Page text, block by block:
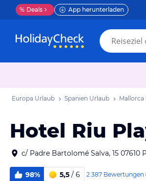
% Deals App herunterladen
Europa Urlaub Spanien Urlaub Mallorca
Hotel Riu
c/ Padre Bartolomé Salva, 15 07610
98% 5,5 / 6 2.387 Bewertungen